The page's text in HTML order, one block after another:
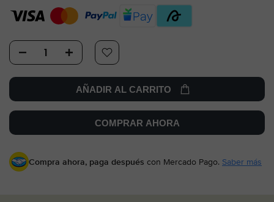
AÑADIR AL CARRITO
COMPRAR AHORA
Compra ahora, paga después con Mercado Pago. Saber más